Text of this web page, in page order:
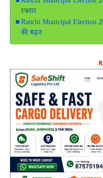
रफ्तार
Ranchi Municipal Election
की बढ़त